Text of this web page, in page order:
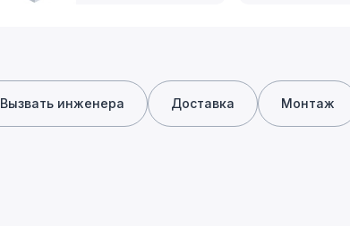
Вызвать инженера Доставка Монтаж